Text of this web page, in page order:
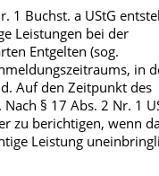
1 Buchst. a UStG
Leistungen bei der
Entgelten (sog.
in
Auf den Zeitpunkt des
§ 17 Abs. 2 Nr. 1
zu berichtigen, wenn
Leistung